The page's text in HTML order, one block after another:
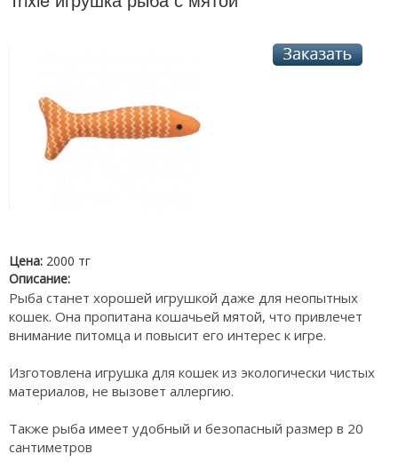
Цена: 2000 тг
Описание:
Рыба станет хорошей игрушкой даже для неопытных
кошек. Она пропитана кошачьей мятой, что привлечет
внимание питомца и повысит его интерес к игре.
Изготовлена игрушка для кошек из экологически чистых
материалов, не вызовет аллергию.
Также рыба имеет удобный и безопасный размер в 20
сантиметров